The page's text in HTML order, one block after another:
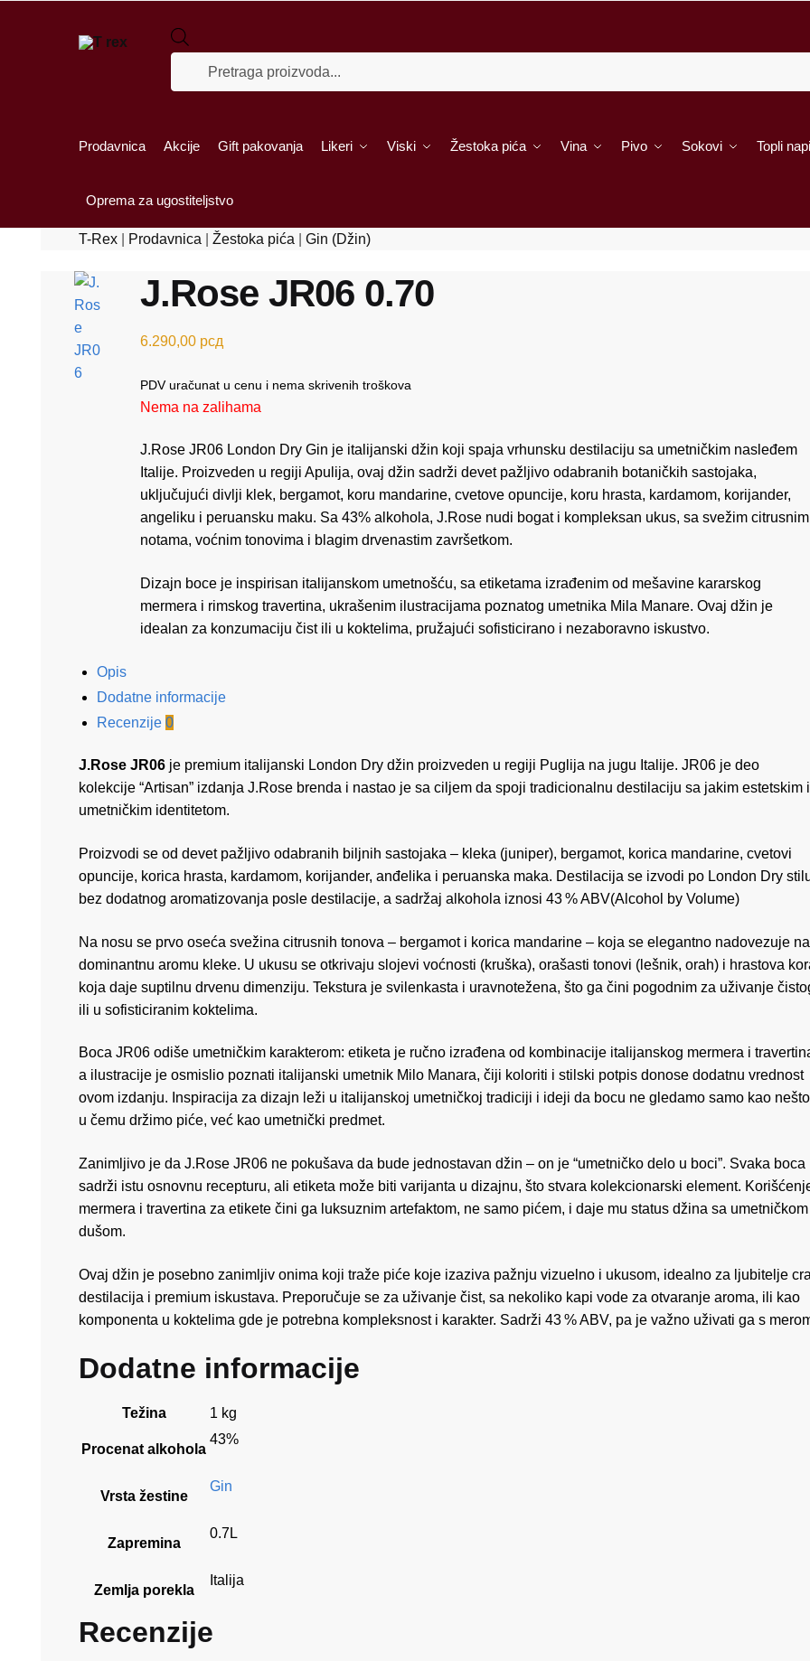
Prodavnica Akcije Gift pakovanja Likeri Viski Žestoka pića Vina Pivo Sokovi Topli
Oprema za ugostiteljstvo
T-Rex Prodavnica Žestoka pića Gin (Džin)
J.Rose JR06 0.70
6.290,00 рсд
PDV uračunat u cenu i nema skrivenih troškova
Nema na zalihama
J.Rose JR06 London Dry Gin je italijanski džin koji spaja vrhunsku destilaciju sa umetničkim nasleđem
Italije. Proizveden u regiji Apulija, ovaj džin sadrži devet pažljivo odabranih botaničkih sastojaka,
uključujući divlji klek, bergamot, koru mandarine, cvetove opuncije, koru hrasta, kardamom, korijander,
angeliku i peruansku maku. Sa 43% alkohola, J.Rose nudi bogat i kompleksan ukus, sa svežim citrusnim
notama, voćnim tonovima i blagim drvenastim završetkom.
Dizajn boce je inspirisan italijanskom umetnošću, sa etiketama izrađenim od mešavine kararskog
mermera i rimskog travertina, ukrašenim ilustracijama poznatog umetnika Mila Manare. Ovaj džin je
idealan za konzumaciju čist ili u koktelima, pružajući sofisticirano i nezaboravno iskustvo.
Opis
Dodatne informacije
Recenzije 0
J.Rose JR06 je premium italijanski London Dry džin proizveden u regiji Puglija na jugu Italije. JR06 je deo
kolekcije “Artisan” izdanja J.Rose brenda i nastao je sa ciljem da spoji tradicionalnu destilaciju sa jakim estetskim i
umetničkim identitetom.
Proizvodi se od devet pažljivo odabranih biljnih sastojaka – kleka (juniper), bergamot, korica mandarine, cvetovi
opuncije, korica hrasta, kardamom, korijander, anđelika i peruanska maka. Destilacija se izvodi po London Dry
bez dodatnog aromatizovanja posle destilacije, a sadržaj alkohola iznosi 43 % ABV(Alcohol by Volume)
Na nosu se prvo oseća svežina citrusnih tonova – bergamot i korica mandarine – koja se elegantno nadovezuje na
dominantnu aromu kleke. U ukusu se otkrivaju slojevi voćnosti (kruška), orašasti tonovi (lešnik, orah) i hrastova
koja daje suptilnu drvenu dimenziju. Tekstura je svilenkasta i uravnotežena, što ga čini pogodnim za uživanje
ili u sofisticiranim koktelima.
Boca JR06 odiše umetničkim karakterom: etiketa je ručno izrađena od kombinacije italijanskog mermera i
a ilustracije je osmislio poznati italijanski umetnik Milo Manara, čiji koloriti i stilski potpis donose dodatnu vrednost
ovom izdanju. Inspiracija za dizajn leži u italijanskoj umetničkoj tradiciji i ideji da bocu ne gledamo samo kao nešto
u čemu držimo piće, već kao umetnički predmet.
Zanimljivo je da J.Rose JR06 ne pokušava da bude jednostavan džin – on je “umetničko delo u boci”. Svaka boca
sadrži istu osnovnu recepturu, ali etiketa može biti varijanta u dizajnu, što stvara kolekcionarski element.
mermera i travertina za etikete čini ga luksuznim artefaktom, ne samo pićem, i daje mu status džina sa umetničkom
dušom.
Ovaj džin je posebno zanimljiv onima koji traže piće koje izaziva pažnju vizuelno i ukusom, idealno za ljubitelje
destilacija i premium iskustava. Preporučuje se za uživanje čist, sa nekoliko kapi vode za otvaranje aroma, ili kao
komponenta u koktelima gde je potrebna kompleksnost i karakter. Sadrži 43 % ABV, pa je važno uživati ga s
Dodatne informacije
Težina 1 kg
Procenat alkohola
43%
Vrsta žestine
Gin
Zapremina
0.7L
Zemlja porekla
Italija
Recenzije